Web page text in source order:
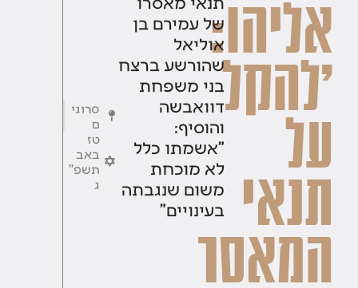
אליהו:
'להקל
על
תנאי
המאסר
של עמירם בן
אוליאל
שהורשע ברצח
בני משפחת
דוואבשה
והוסיף:
"אשמתו כלל
לא מוכחת
משום שנגבתה
בעינויים"
סרוגי
ם
טז
באב
תשפ''
ג